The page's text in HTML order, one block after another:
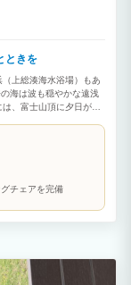
ときを
上総湊海水浴場）もあ
海は波も穏やかな遠浅
、富士山頂に夕日が落
ィを楽しんだ後、身体
顔あふれるBBQ（有
要な設備（グリル、
くBBQ！潮の香りと海
か味わえない特別なデ
チェアを完備